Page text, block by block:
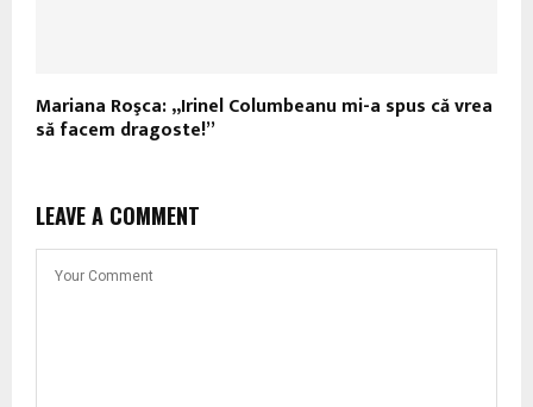
Mariana Roşca: „Irinel Columbeanu mi-a spus că vrea
să facem dragoste!”
LEAVE A COMMENT